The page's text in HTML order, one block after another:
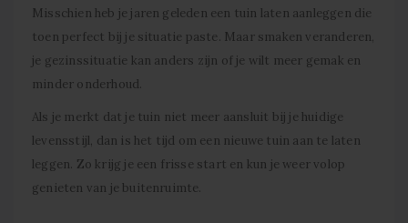
Misschien heb je jaren geleden een tuin laten aanleggen die
toen perfect bij je situatie paste. Maar smaken veranderen,
je gezinssituatie kan anders zijn of je wilt meer gemak en
minder onderhoud.
Als je merkt dat je tuin niet meer aansluit bij je huidige
levensstijl, dan is het tijd om een nieuwe tuin aan te laten
leggen. Zo krijg je een frisse start en kun je weer volop
genieten van je buitenruimte.